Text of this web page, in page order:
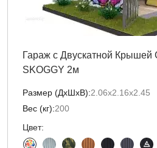
Гараж с Двускатной Крышей
SKOGGY 2м
Размер (ДxШxВ):2.06х2.16х2.45
Вес (кг):200
Цвет: